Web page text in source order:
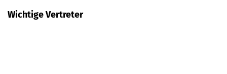
Wichtige Vertreter